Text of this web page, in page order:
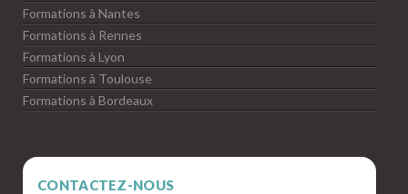
Formations à Nantes
Formations à Rennes
Formations à Lyon
Formations à Toulouse
Formations à Bordeaux
CONTACTEZ-NOUS